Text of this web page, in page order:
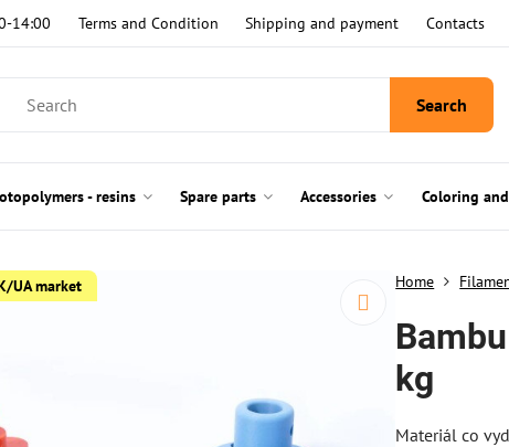
14:00 Terms and Condition Shipping and payment Contacts
Search
- resins Spare parts Accessories Coloring
UA market Home
kg
Materiál co